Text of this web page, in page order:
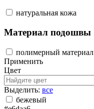
натуральная кожа
Материал подошвы
полимерный материал
Применить
Цвет
Выделить: все
бежевый